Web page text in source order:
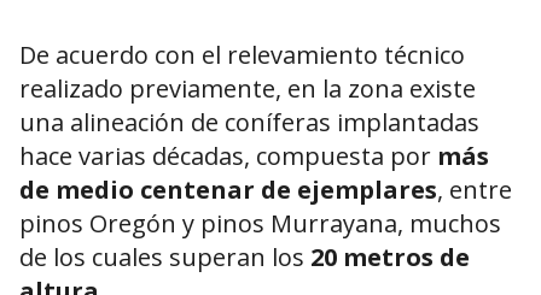
De acuerdo con el relevamiento técnico
realizado previamente, en la zona existe
una alineación de coníferas implantadas
hace varias décadas, compuesta por más
de medio centenar de ejemplares, entre
pinos Oregón y pinos Murrayana, muchos
de los cuales superan los 20 metros de